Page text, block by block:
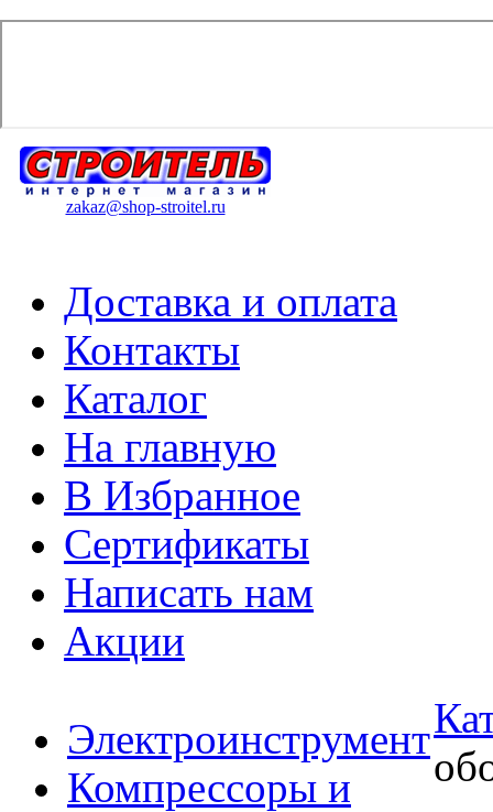
zakaz@shop-stroitel.ru
Доставка и оплата
Контакты
Каталог
На главную
В Избранное
Сертификаты
Написать нам
Акции
Электроинструмент
Компрессоры и